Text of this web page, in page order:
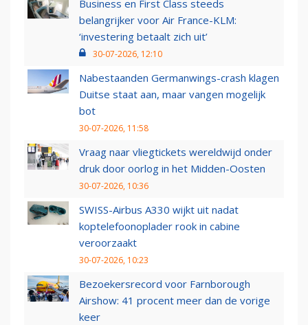
Business en First Class steeds
belangrijker voor Air France-KLM:
‘investering betaalt zich uit’
30-07-2026, 12:10
Nabestaanden Germanwings-crash klagen
Duitse staat aan, maar vangen mogelijk
bot
30-07-2026, 11:58
Vraag naar vliegtickets wereldwijd onder
druk door oorlog in het Midden-Oosten
30-07-2026, 10:36
SWISS-Airbus A330 wijkt uit nadat
koptelefoonoplader rook in cabine
veroorzaakt
30-07-2026, 10:23
Bezoekersrecord voor Farnborough
Airshow: 41 procent meer dan de vorige
keer